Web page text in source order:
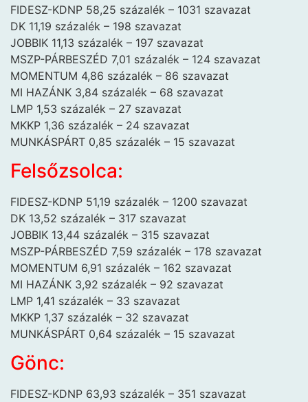
FIDESZ-KDNP 58,25 százalék – 1031 szavazat
DK 11,19 százalék – 198 szavazat
JOBBIK 11,13 százalék – 197 szavazat
MSZP-PÁRBESZÉD 7,01 százalék – 124 szavazat
MOMENTUM 4,86 százalék – 86 szavazat
MI HAZÁNK 3,84 százalék – 68 szavazat
LMP 1,53 százalék – 27 szavazat
MKKP 1,36 százalék – 24 szavazat
MUNKÁSPÁRT 0,85 százalék – 15 szavazat
Felsőzsolca:
FIDESZ-KDNP 51,19 százalék – 1200 szavazat
DK 13,52 százalék – 317 szavazat
JOBBIK 13,44 százalék – 315 szavazat
MSZP-PÁRBESZÉD 7,59 százalék – 178 szavazat
MOMENTUM 6,91 százalék – 162 szavazat
MI HAZÁNK 3,92 százalék – 92 szavazat
LMP 1,41 százalék – 33 szavazat
MKKP 1,37 százalék – 32 szavazat
MUNKÁSPÁRT 0,64 százalék – 15 szavazat
Gönc:
FIDESZ-KDNP 63,93 százalék – 351 szavazat